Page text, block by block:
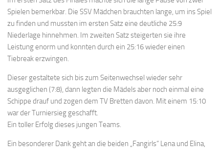
Spielen bemerkbar. Die SSV Mädchen brauchten lange, um ins Spiel
zu finden und mussten im ersten Satz eine deutliche 25:9
Niederlage hinnehmen. Im zweiten Satz steigerten sie ihre
Leistung enorm und konnten durch ein 25:16 wieder einen
Tiebreak erzwingen.
Dieser gestaltete sich bis zum Seitenwechsel wieder sehr
ausgeglichen (7:8), dann legten die Mädels aber noch einmal eine
Schippe drauf und zogen dem TV Bretten davon. Mit einem 15:10
war der Turniersieg geschafft.
Ein toller Erfolg dieses jungen Teams.
Ein besonderer Dank geht an die beiden „Fangirls“ Lena und Elina,